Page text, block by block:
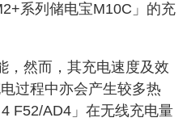
系列储电宝M10C」的充
，然而，其充电速度及效
过程中亦会产生较多热
F52/AD4」在无线充电量